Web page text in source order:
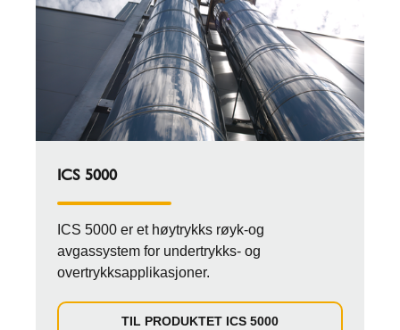
ICS 5000
ICS 5000 er et høytrykks røyk-og
avgassystem for undertrykks- og
overtrykksapplikasjoner.
TIL PRODUKTET ICS 5000